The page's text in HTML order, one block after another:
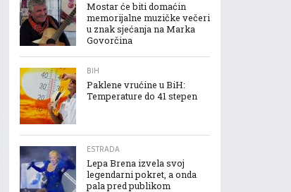
Mostar će biti domaćin
memorijalne muzičke večeri
u znak sjećanja na Marka
Govorčina
BIH
Paklene vrućine u BiH:
Temperature do 41 stepen
ESTRADA
Lepa Brena izvela svoj
legendarni pokret, a onda
pala pred publikom